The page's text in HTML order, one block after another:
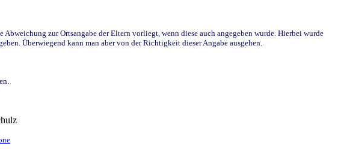
zur Ortsangabe der Eltern vorliegt, wenn diese auch angegeben wurde. Hierbei wurde
Überwiegend kann man aber von der Richtigkeit dieser Angabe ausgehen.